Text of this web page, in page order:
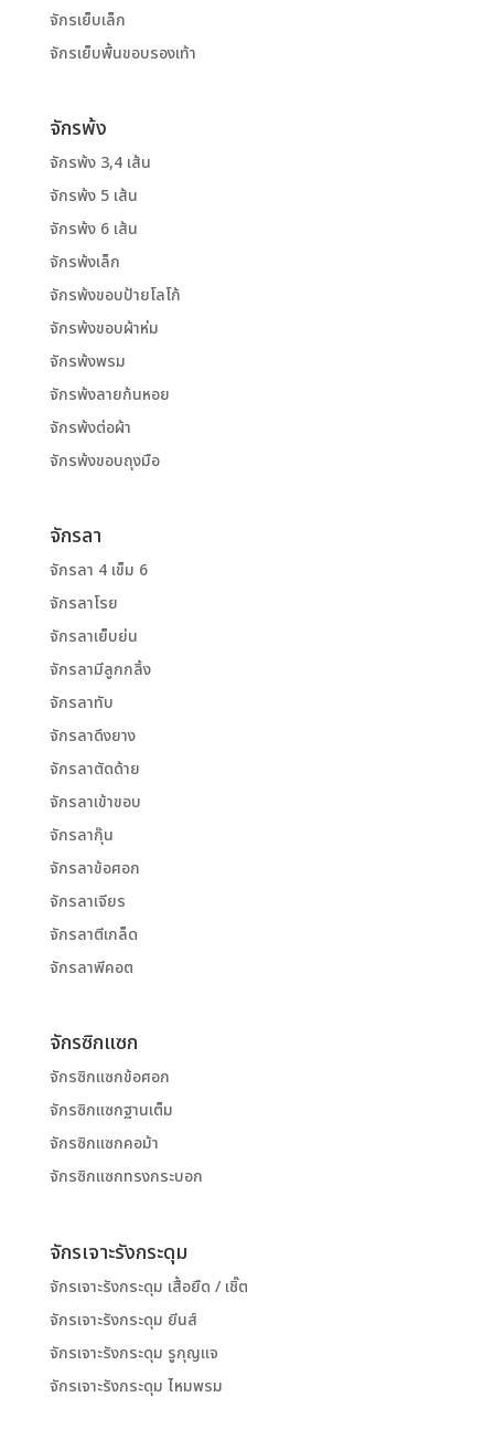
จักรเย็บเล็ก
จักรเย็บพื้นขอบรองเท้า
จักรพ้ง
จักรพ้ง 3,4 เส้น
จักรพ้ง 5 เส้น
จักรพ้ง 6 เส้น
จักรพ้งเล็ก
จักรพ้งขอบป้ายโลโก้
จักรพ้งขอบผ้าห่ม
จักรพ้งพรม
จักรพ้งลายก้นหอย
จักรพ้งต่อผ้า
จักรพ้งขอบถุงมือ
จักรลา
จักรลา 4 เข็ม 6
จักรลาโรย
จักรลาเย็บย่น
จักรลามีลูกกลิ้ง
จักรลาทับ
จักรลาดึงยาง
จักรลาตัดด้าย
จักรลาเข้าขอบ
จักรลากุ๊น
จักรลาข้อศอก
จักรลาเจียร
จักรลาตีเกล็ด
จักรลาพีคอต
จักรซิกแซก
จักรซิกแซกข้อศอก
จักรซิกแซกฐานเต็ม
จักรซิกแซกคอม้า
จักรซิกแซกทรงกระบอก
จักรเจาะรังกระดุม
จักรเจาะรังกระดุม เสื้อยืด / เชิ๊ต
จักรเจาะรังกระดุม ยีนส์
จักรเจาะรังกระดุม รูกุญแจ
จักรเจาะรังกระดุม ไหมพรม